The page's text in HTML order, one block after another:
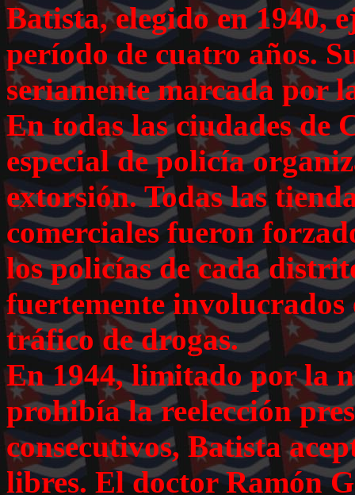
Batista, elegido en 1940,
período de cuatro años.
seriamente marcada por
En todas las ciudades de
especial de policía
extorsión. Todas las
comerciales fueron
los policías de cada
fuertemente
tráfico de drogas.
En 1944, limitado por la
prohibía la reelección
consecutivos, Batista
libres. El doctor Ramón